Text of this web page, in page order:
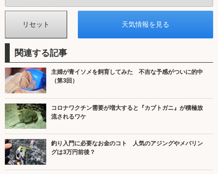
関連する記事
主婦が青イソメを飼育してみた 不吉な予感がついに的中
（第3回）
コロナワクチン需要が増大すると『カブトガニ』が積極放
流されるワケ
釣り入門に必要なお金のコト 人気のアジングやメバリン
グは3万円前後？